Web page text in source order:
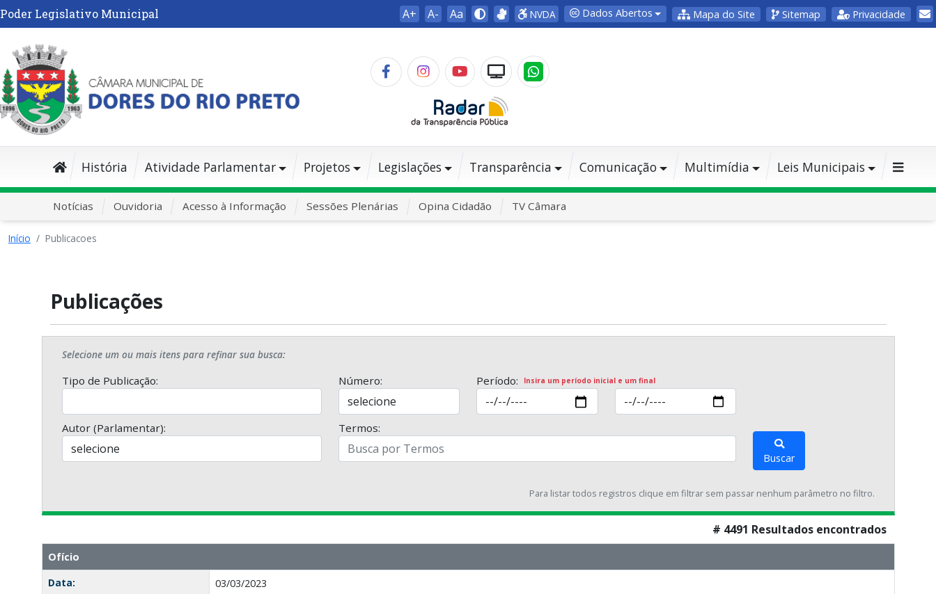
Poder Legislativo Municipal A+ A- Aa NVDA Dados Abertos Mapa do Site Sitemap Privacidade
História Atividade Parlamentar Projetos Legislações Transparência Comunicação Multimídia Leis Municipais
Notícias Ouvidoria Acesso à Informação Sessões Plenárias Opina Cidadão TV Câmara
Início Publicacoes
Publicações
Selecione um ou mais itens para refinar sua busca:
Tipo de Publicação: Número: Período: Insira um período inicial e um final
Autor (Parlamentar): Termos:
Buscar
Para listar todos registros clique em filtrar sem passar nenhum parâmetro no filtro.
# 4491 Resultados encontrados
Ofício
Data:
03/03/2023